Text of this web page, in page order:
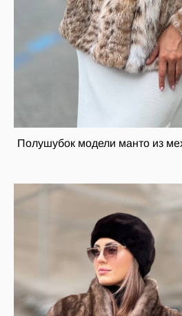
Полушубок модели манто из